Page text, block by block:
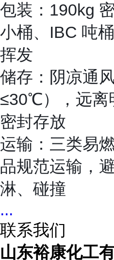
包装：190kg
小桶、IBC 吨
挥发
储存：阴凉通
≤30℃），远离
密封存放
运输：三类易
品规范运输，
淋、碰撞
...
联系我们
山东裕康化工